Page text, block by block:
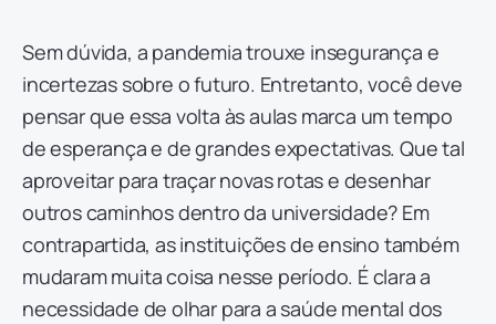
Sem dúvida, a pandemia trouxe insegurança e
incertezas sobre o futuro. Entretanto, você deve
pensar que essa volta às aulas marca um tempo
de esperança e de grandes expectativas. Que tal
aproveitar para traçar novas rotas e desenhar
outros caminhos dentro da universidade? Em
contrapartida, as instituições de ensino também
mudaram muita coisa nesse período. É clara a
necessidade de olhar para a saúde mental dos